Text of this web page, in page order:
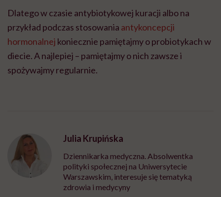
Dlatego w czasie antybiotykowej kuracji albo na
przykład podczas stosowania antykoncepcji
hormonalnej koniecznie pamiętajmy o probiotykach w
diecie. A najlepiej – pamiętajmy o nich zawsze i
spożywajmy regularnie.
Julia Krupińska
Dziennikarka medyczna. Absolwentka
polityki społecznej na Uniwersytecie
Warszawskim, interesuje się tematyką
zdrowia i medycyny